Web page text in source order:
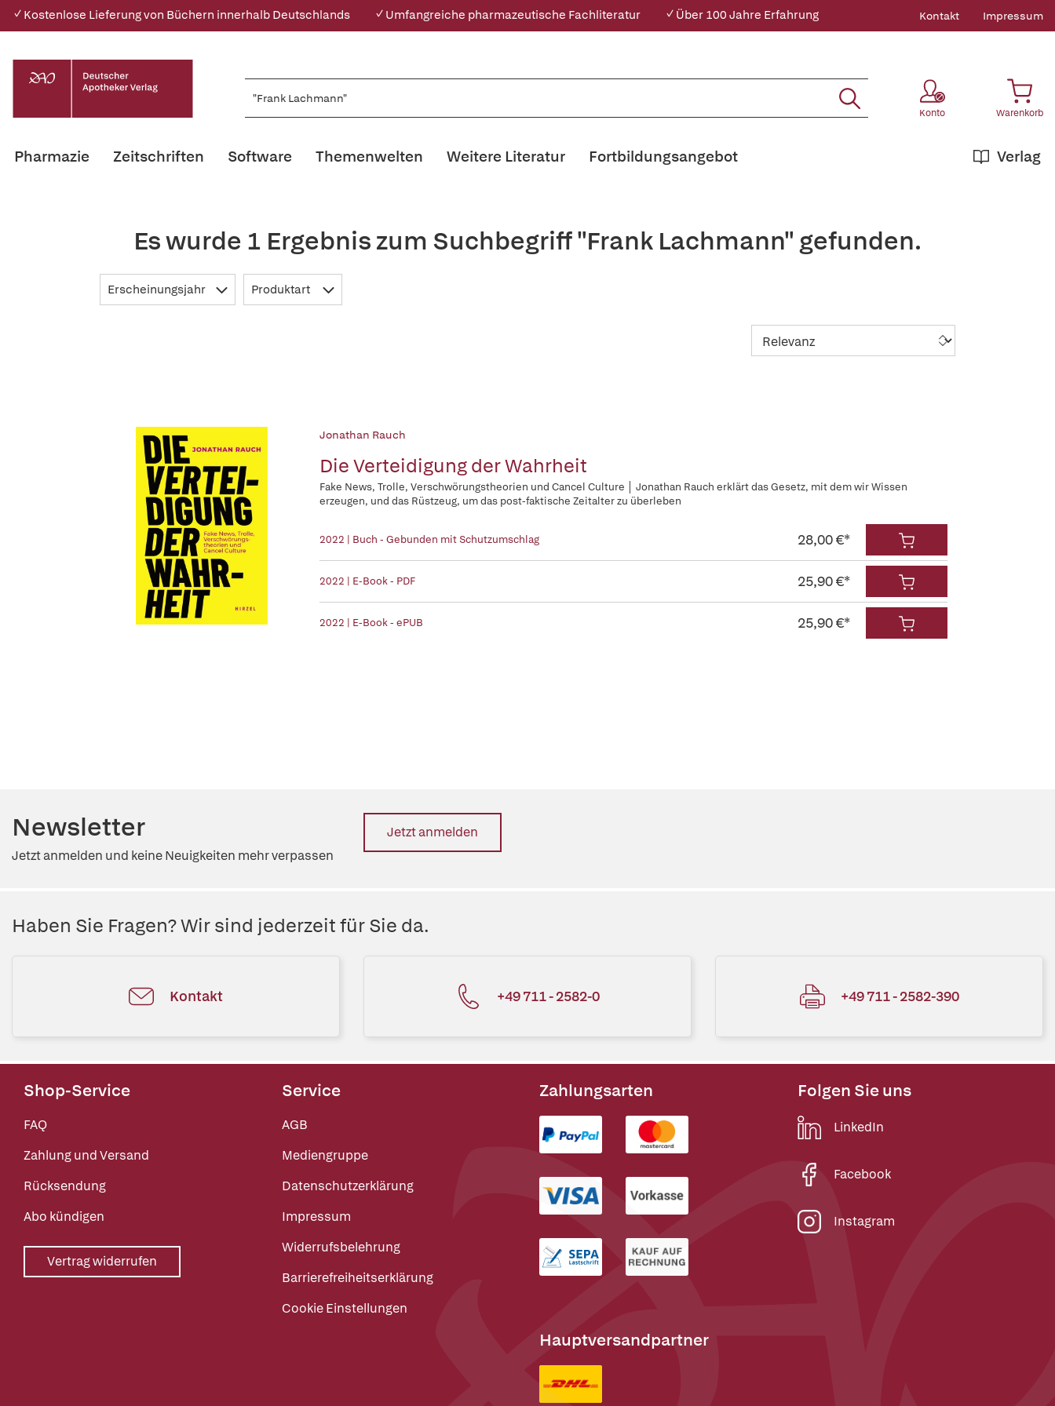
✓ Kostenlose Lieferung von Büchern innerhalb Deutschlands ✓ Umfangreiche pharmazeutische Fachliteratur ✓ Über 100 Jahre Erfahrung Kontakt Impressum
Konto Warenkorb
Pharmazie Zeitschriften Software Themenwelten Weitere Literatur Verlag
Fortbildungsangebot
Es wurde 1 Ergebnis zum Suchbegriff "Frank Lachmann" gefunden.
Erscheinungsjahr Produktart
Jonathan Rauch
Die Verteidigung der Wahrheit
Fake News, Trolle, Verschwörungstheorien und Cancel Culture │ Jonathan Rauch erklärt das Gesetz, mit dem wir Wissen
erzeugen, und das Rüstzeug, um das post-faktische Zeitalter zu überleben
2022 | Buch - Gebunden mit Schutzumschlag 28,00 €*
2022 | E-Book - PDF 25,90 €*
2022 | E-Book - ePUB 25,90 €*
Newsletter
Jetzt anmelden und keine Neuigkeiten mehr verpassen
Jetzt anmelden
Haben Sie Fragen? Wir sind jederzeit für Sie da.
Kontakt +49 711 - 2582-0 +49 711 - 2582-390
Shop-Service
FAQ
Zahlung und Versand
Rücksendung
Abo kündigen
Vertrag widerrufen
Service
AGB
Mediengruppe
Datenschutzerklärung
Impressum
Widerrufsbelehrung
Barrierefreiheitserklärung
Cookie Einstellungen
Zahlungsarten
Hauptversandpartner
Folgen Sie uns
LinkedIn
Facebook
Instagram